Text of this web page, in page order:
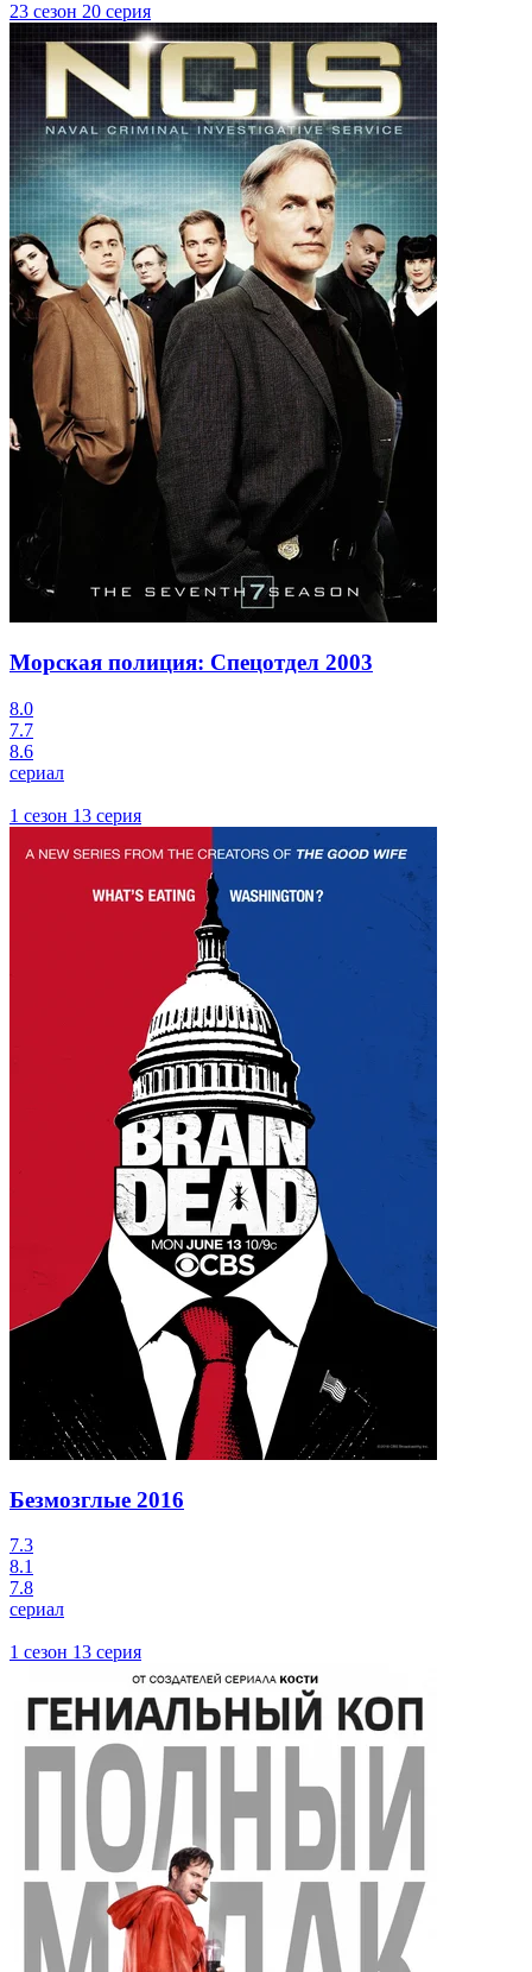
23 сезон 20 серия
Морская полиция: Спецотдел 2003
8.0
7.7
8.6
сериал
1 сезон 13 серия
Безмозглые 2016
7.3
8.1
7.8
сериал
1 сезон 13 серия